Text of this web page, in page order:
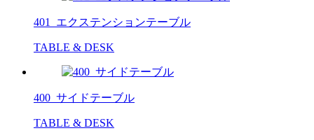
401_エクステンションテーブル
TABLE & DESK
400_サイドテーブル
TABLE & DESK